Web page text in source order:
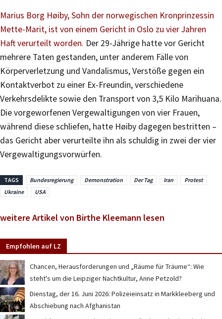
Marius Borg Høiby, Sohn der norwegischen Kronprinzessin
Mette-Marit, ist von einem Gericht in Oslo zu vier Jahren
Haft verurteilt worden. Der 29-Jährige hatte vor Gericht
mehrere Taten gestanden, unter anderem Fälle von
Körperverletzung und Vandalismus, Verstöße gegen ein
Kontaktverbot zu einer Ex-Freundin, verschiedene
Verkehrsdelikte sowie den Transport von 3,5 Kilo Marihuana.
Die vorgeworfenen Vergewaltigungen von vier Frauen,
während diese schliefen, hatte Høiby dagegen bestritten –
das Gericht aber verurteilte ihn als schuldig in zwei der vier
Vergewaltigungsvorwürfen.
TAGS Bundesregierung Demonstration Der Tag Iran
Protest
Ukraine
USA
weitere Artikel von Birthe Kleemann lesen
Empfohlen auf LZ
Chancen, Herausforderungen und „Räume für Träume“: Wie
steht's um die Leipziger Nachtkultur, Anne Petzold?
Dienstag, der 16. Juni 2026: Polizeieinsatz in Markkleeberg und
Abschiebung nach Afghanistan